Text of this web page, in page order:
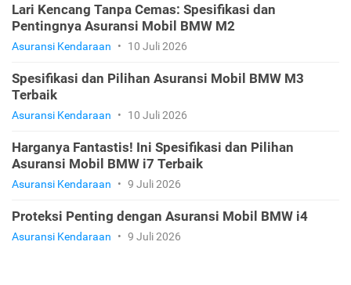
Lari Kencang Tanpa Cemas: Spesifikasi dan
Pentingnya Asuransi Mobil BMW M2
Asuransi Kendaraan • 10 Juli 2026
Spesifikasi dan Pilihan Asuransi Mobil BMW M3
Terbaik
Asuransi Kendaraan • 10 Juli 2026
Harganya Fantastis! Ini Spesifikasi dan Pilihan
Asuransi Mobil BMW i7 Terbaik
Asuransi Kendaraan • 9 Juli 2026
Proteksi Penting dengan Asuransi Mobil BMW i4
Asuransi Kendaraan • 9 Juli 2026